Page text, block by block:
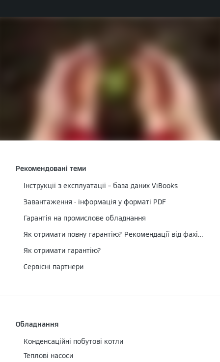
Рекомендовані теми
Інструкції з експлуатації – база даних ViBooks
Завантаження - інформація у форматі PDF
Гарантія на промислове обладнання
Як отримати повну гарантію? Рекомендації від фахівців Viessmann
Як отримати гарантію?
Сервісні партнери
Обладнання
Конденсаційні побутові котли
Теплові насоси